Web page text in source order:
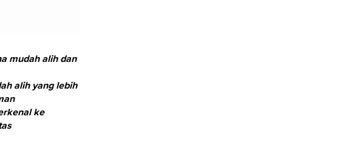
mudah alih dan
alih yang lebih
ke